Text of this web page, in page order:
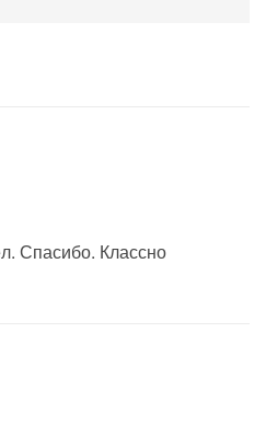
Спасибо. Классно